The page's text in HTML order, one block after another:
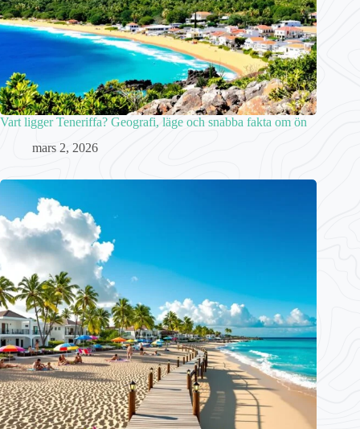
Vart ligger Teneriffa? Geografi, läge och snabba fakta om ön
mars 2, 2026